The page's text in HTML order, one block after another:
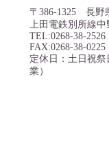
〒386-1325 長野
上田電鉄別所線
TEL:0268-38-2526
FAX:0268-38-0225
定休日：土日祝
業）